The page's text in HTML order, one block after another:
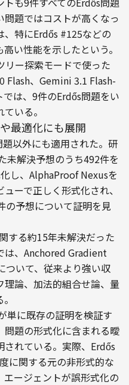
題ではコストが高くなっ
、特にErdős #125などの
い性能を示したという。
ー探索モードで使った
Flash、Gemini 3.1 Flash-
は、9件のErdős問題をい
いる。
最適化にも展開
以外にも適用された。研
未解決予想のうち492件を
し、AlphaProof Nexusを
ーで正しく形式化され、
の予想について証明を見
する約15年未解決だった
は、Anchored Gradient
ついて、従来より強い収
論、加法的組合せ論、量
単に既存の証明を検証す
問題の形式化に含まれる曖
れている。実際、Erdős
に関する元の非形式的な
ージェントが誤形式化の